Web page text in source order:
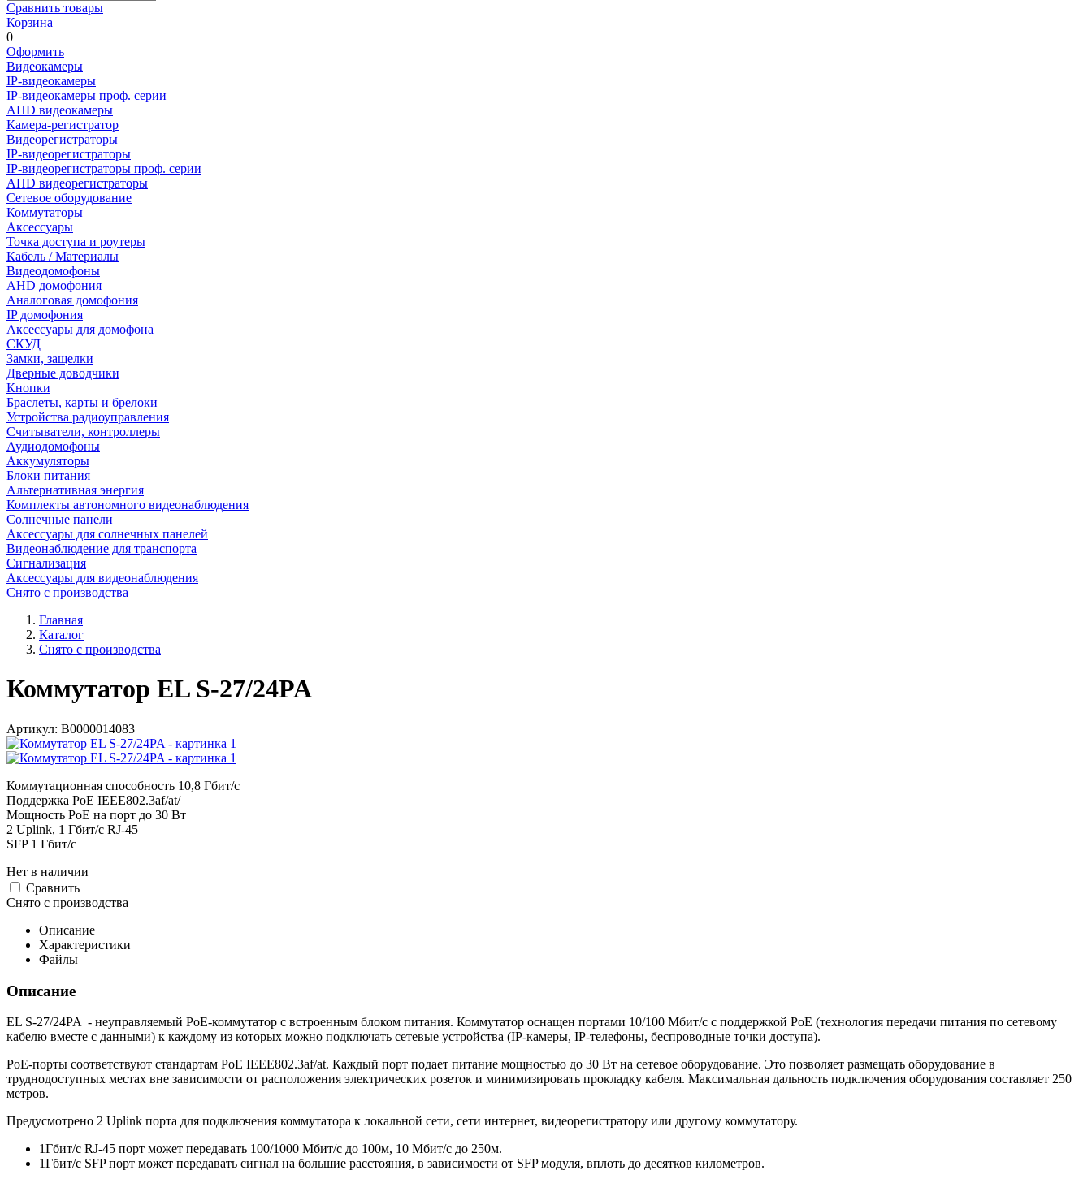
Сравнить товары
Корзина
0
Оформить
Видеокамеры
IP-видеокамеры
IP-видеокамеры проф. серии
AHD видеокамеры
Камера-регистратор
Видеорегистраторы
IP-видеорегистраторы
IP-видеорегистраторы проф. серии
AHD видеорегистраторы
Сетевое оборудование
Коммутаторы
Аксессуары
Точка доступа и роутеры
Кабель / Материалы
Видеодомофоны
AHD домофония
Аналоговая домофония
IP домофония
Аксессуары для домофона
СКУД
Замки, защелки
Дверные доводчики
Кнопки
Браслеты, карты и брелоки
Устройства радиоуправления
Считыватели, контроллеры
Аудиодомофоны
Аккумуляторы
Блоки питания
Альтернативная энергия
Комплекты автономного видеонаблюдения
Солнечные панели
Аксессуары для солнечных панелей
Видеонаблюдение для транспорта
Сигнализация
Аксессуары для видеонаблюдения
Снято с производства
Главная
Каталог
Снято с производства
Коммутатор EL S-27/24PA
Артикул: В0000014083
Коммутационная способность 10,8 Гбит/с
Поддержка PoE IEEE802.3af/at/
Мощность PoE на порт до 30 Вт
2 Uplink, 1 Гбит/с RJ-45
SFP 1 Гбит/с
Нет в наличии
Cравнить
Снято с производства
Описание
Характеристики
Файлы
Описание
EL S-27/24PA - неуправляемый PoE-коммутатор с встроенным блоком питания. Коммутатор оснащен портами 10/100 Мбит/с с поддержкой PoE (технология передачи питания по сетевому
кабелю вместе с данными) к каждому из которых можно подключать сетевые устройства (IP-камеры, IP-телефоны, беспроводные точки доступа).
PoE-порты соответствуют стандартам PoE IEEE802.3af/at. Каждый порт подает питание мощностью до 30 Вт на сетевое оборудование. Это позволяет размещать оборудование в
труднодоступных местах вне зависимости от расположения электрических розеток и минимизировать прокладку кабеля. Максимальная дальность подключения оборудования составляет 250
метров.
Предусмотрено 2 Uplink порта для подключения коммутатора к локальной сети, сети интернет, видеорегистратору или другому коммутатору.
1Гбит/с RJ-45 порт может передавать 100/1000 Мбит/с до 100м, 10 Мбит/с до 250м.
1Гбит/с SFP порт может передавать сигнал на большие расстояния, в зависимости от SFP модуля, вплоть до десятков километров.